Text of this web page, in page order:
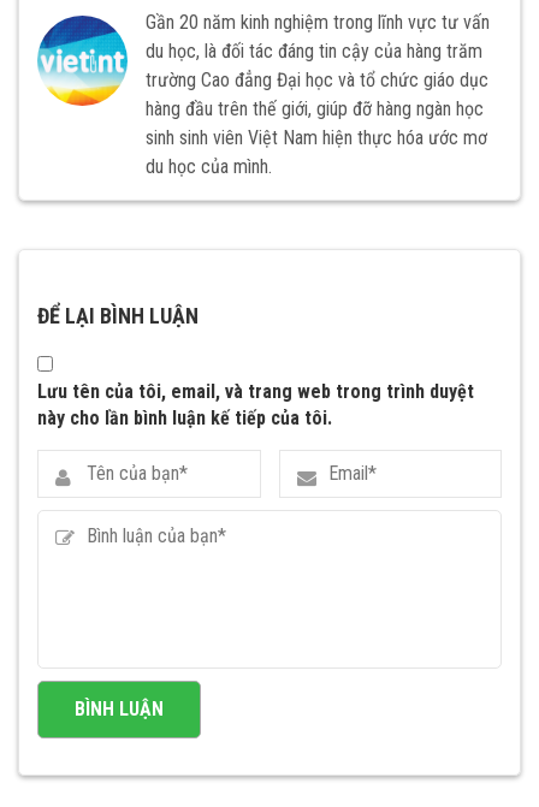
Gần 20 năm kinh nghiệm trong lĩnh vực tư vấn
du học, là đối tác đáng tin cậy của hàng trăm
trường Cao đẳng Đại học và tổ chức giáo dục
hàng đầu trên thế giới, giúp đỡ hàng ngàn học
sinh sinh viên Việt Nam hiện thực hóa ước mơ
du học của mình.
ĐỂ LẠI BÌNH LUẬN
Lưu tên của tôi, email, và trang web trong trình duyệt
này cho lần bình luận kế tiếp của tôi.